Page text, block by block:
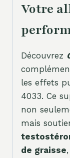
Votre
Découvrez
les effets
4033. Ce
non
mais
de graisse